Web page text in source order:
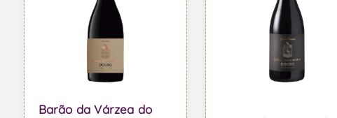
Barão da Várzea do